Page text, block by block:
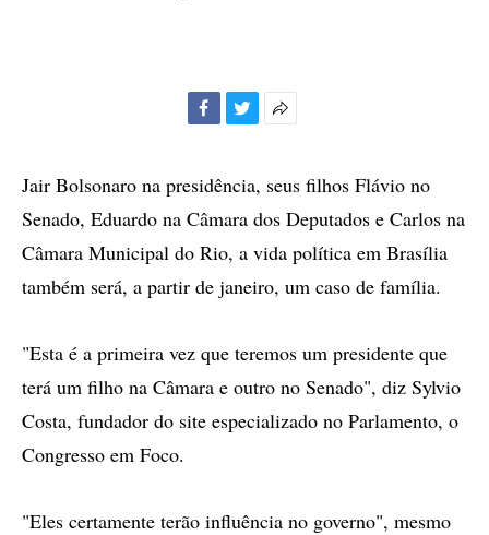
compartilhamento
Jair Bolsonaro na presidência, seus filhos Flávio no
Senado, Eduardo na Câmara dos Deputados e Carlos na
Câmara Municipal do Rio, a vida política em Brasília
também será, a partir de janeiro, um caso de família.
"Esta é a primeira vez que teremos um presidente que
terá um filho na Câmara e outro no Senado", diz Sylvio
Costa, fundador do site especializado no Parlamento, o
Congresso em Foco.
"Eles certamente terão influência no governo", mesmo